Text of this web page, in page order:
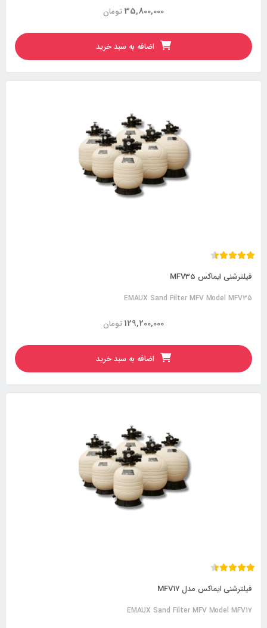
تومان35,800,000
اضافه به سبد خرید
فیلترشنی ایماکس MFV35
EMAUX Sand Filter MFV Model MFV35
تومان129,200,000
اضافه به سبد خرید
فیلترشنی ایماکس مدل MFV17
EMAUX Sand Filter MFV Model MFV17